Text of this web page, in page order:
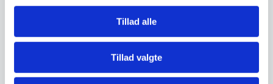
Tillad alle
Tillad valgte
Glastavle 40 x 60 cm.